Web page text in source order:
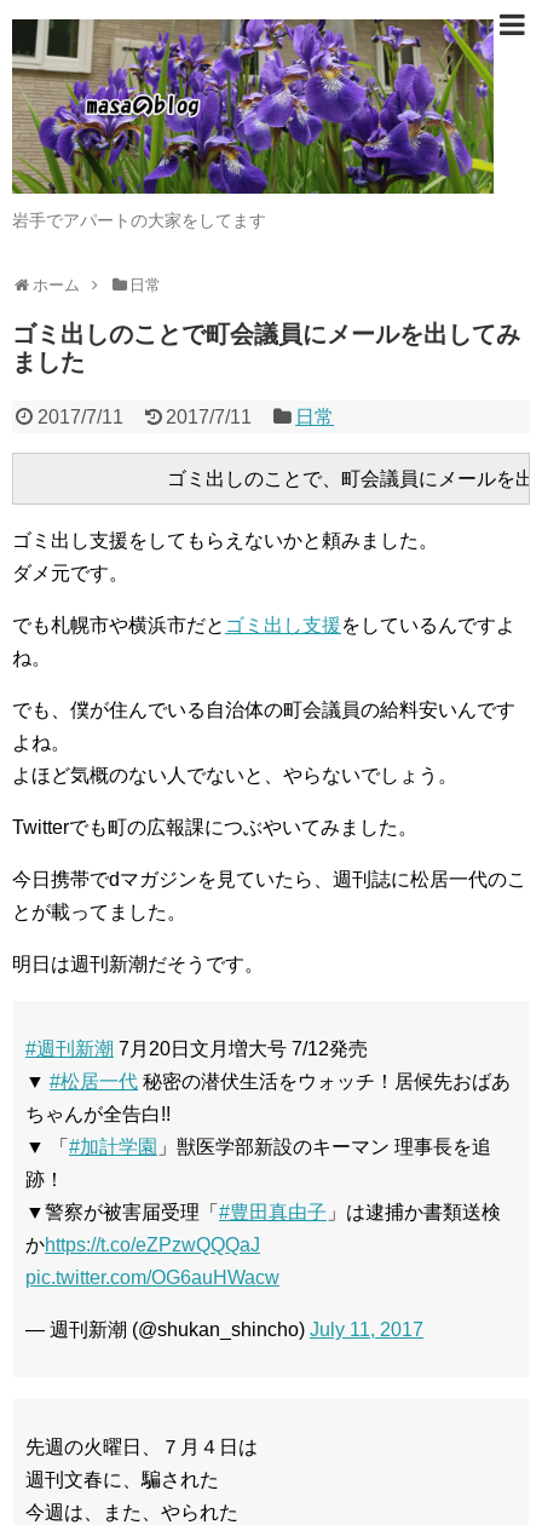
岩手でアパートの大家をしてます
ホーム 日常
ゴミ出しのことで町会議員にメールを出してみ
ました
2017/7/11 2017/7/11 日常
ゴミ出し支援をしてもらえないかと頼みました。
ダメ元です。
でも札幌市や横浜市だと ゴミ出し支援をしているんですよ
ね。
でも、僕が住んでいる自治体の町会議員の給料安いんです
よね。
よほど気概のない人でないと、やらないでしょう。
Twitterでも町の広報課につぶやいてみました。
今日携帯でdマガジンを見ていたら、週刊誌に松居一代のこ
とが載ってました。
明日は週刊新潮だそうです。
#週刊新潮 7月20日文月増大号 7/12発売
▼ #松居一代 秘密の潜伏生活をウォッチ！居候先おばあ
ちゃんが全告白!!
▼ 「 #加計学園 」獣医学部新設のキーマン 理事長を追
跡！
▼警察が被害届受理「 #豊田真由子 」は逮捕か書類送検
かhttps://t.co/eZPzwQQQaJ
pic.twitter.com/OG6auHWacw
— 週刊新潮 (@shukan_shincho) July 11, 2017
先週の火曜日、７月４日は
週刊文春に、騙された
今週は、また、やられた